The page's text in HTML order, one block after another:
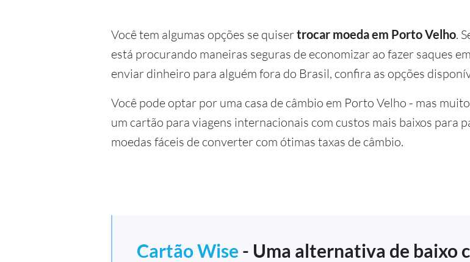
Você tem algumas opções se quisertrocar moeda em Porto Velho.
está procurando maneiras seguras de economizar ao fazer saques
enviar dinheiro para alguém fora do Brasil, confira as opções
Você pode optar por uma casa de câmbio em Porto Velho - mas
um cartão para viagens internacionais com custos mais baixos para
moedas fáceis de converter com ótimas taxas de câmbio.
Cartão Wise - Uma alternativa de baixo